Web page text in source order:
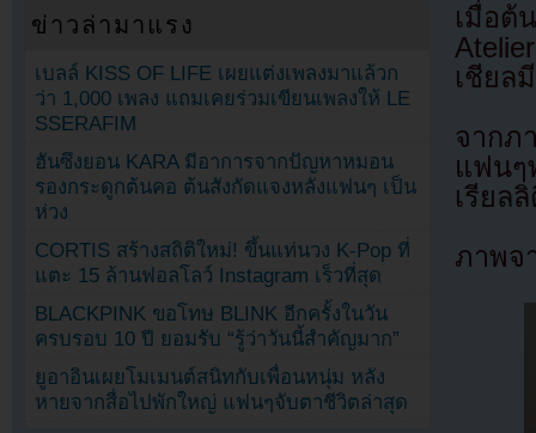
เมื่อต้
เชียล
จากภ
แฟนๆ
เรียล
ภาพจ
ข่าวล่ามาแรง
เบลล์ KISS OF LIFE เผยแต่งเพลงมาแล้วก
ว่า 1,000 เพลง แถมเคยร่วมเขียนเพลงให้ LE
SSERAFIM
ฮันซึงยอน KARA มีอาการจากปัญหาหมอน
รองกระดูกต้นคอ ต้นสังกัดแจงหลังแฟนๆ เป็น
ห่วง
CORTIS สร้างสถิติใหม่! ขึ้นแท่นวง K-Pop ที่
แตะ 15 ล้านฟอลโลว์ Instagram เร็วที่สุด
BLACKPINK ขอโทษ BLINK อีกครั้งในวัน
ครบรอบ 10 ปี ยอมรับ “รู้ว่าวันนี้สำคัญมาก”
ยูอาอินเผยโมเมนต์สนิทกับเพื่อนหนุ่ม หลัง
หายจากสื่อไปพักใหญ่ แฟนๆจับตาชีวิตล่าสุด